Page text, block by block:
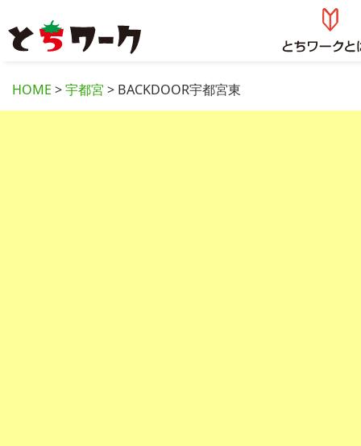
HOME >宇都宮 > BACKDOOR宇都宮東